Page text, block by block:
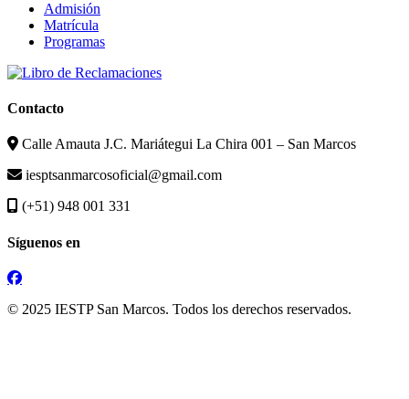
Admisión
Matrícula
Programas
Contacto
Calle Amauta J.C. Mariátegui La Chira 001 – San Marcos
iesptsanmarcosoficial@gmail.com
(+51) 948 001 331
Síguenos en
© 2025 IESTP San Marcos. Todos los derechos reservados.